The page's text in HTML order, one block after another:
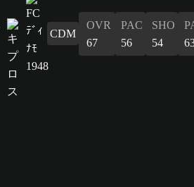
CDM
OVR
67
PAC
56
SHO
54